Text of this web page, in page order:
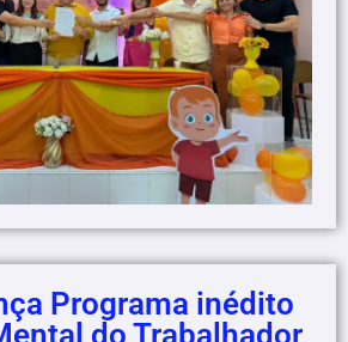
Programa inédito
do Trabalhador